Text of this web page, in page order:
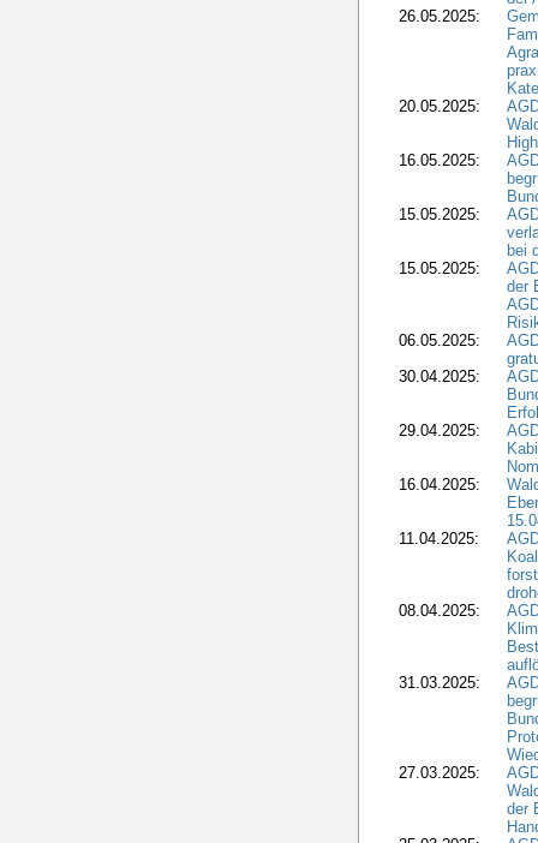
26.05.2025:
20.05.2025:
16.05.2025:
15.05.2025:
bei
15.05.2025:
der
06.05.2025:
30.04.2025:
29.04.2025:
16.04.2025:
11.04.2025:
08.04.2025:
31.03.2025:
27.03.2025:
der